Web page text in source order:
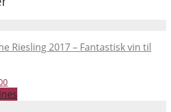
Riesling 2017 – Fantastisk vin til
Den
aktuelle
pris